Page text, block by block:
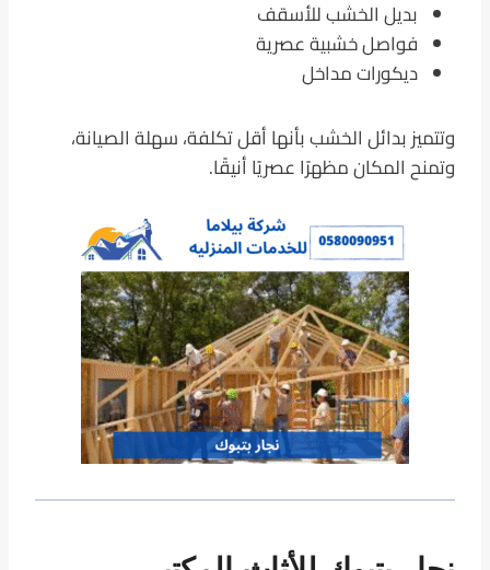
بديل الخشب للأسقف
فواصل خشبية عصرية
ديكورات مداخل
وتتميز بدائل الخشب بأنها أقل تكلفة، سهلة الصيانة،
وتمنح المكان مظهرًا عصريًا أنيقًا.